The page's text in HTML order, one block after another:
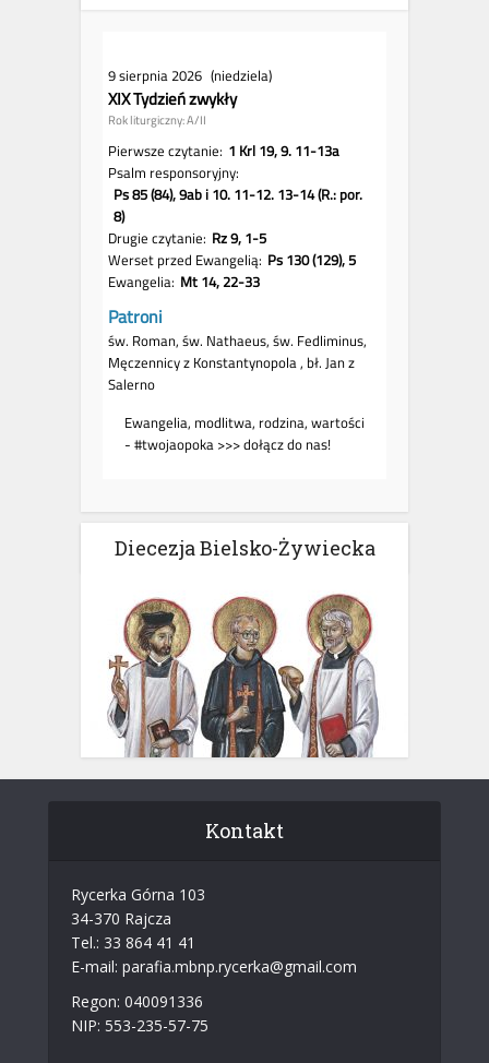
Diecezja Bielsko-Żywiecka
Kontakt
Rycerka Górna 103
34-370 Rajcza
Tel.: 33 864 41 41
E-mail: parafia.mbnp.rycerka@gmail.com
Regon: 040091336
NIP: 553-235-57-75